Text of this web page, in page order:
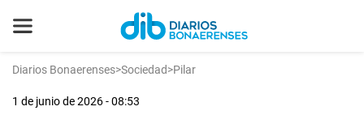
Diarios Bonaerenses>Sociedad>Pilar
1 de junio de 2026 - 08:53